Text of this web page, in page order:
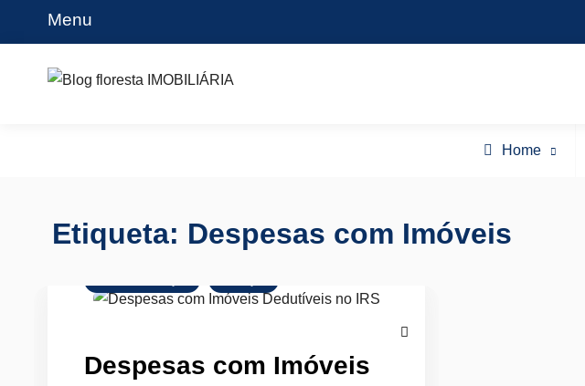
Menu
Blog floresta IMOBILIÁRIA
Home
Etiqueta: Despesas com Imóveis
Despesas com Imóveis